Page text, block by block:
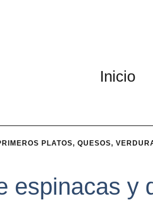
Inicio
PLATOS, QUESOS,
espinacas y